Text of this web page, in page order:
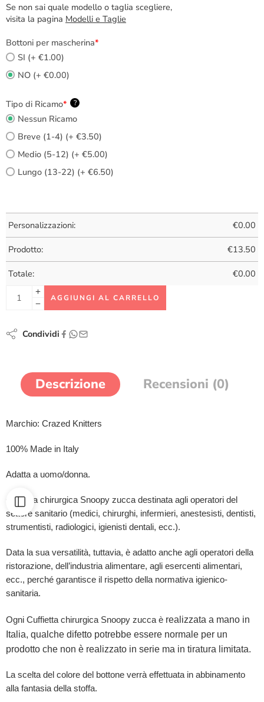
Se non sai quale modello o taglia scegliere,
visita la pagina Modelli e Taglie
Bottoni per mascherina*
SI (+ €1.00)
NO (+ €0.00)
Tipo di Ricamo* ?
Nessun Ricamo
Breve (1-4) (+ €3.50)
Medio (5-12) (+ €5.00)
Lungo (13-22) (+ €6.50)
Personalizzazioni: €0.00
Prodotto: €13.50
Totale: €0.00
AGGIUNGI AL CARRELLO
Condividi
Descrizione Recensioni (0)
Marchio: Crazed Knitters
100% Made in Italy
Adatta a uomo/donna.
Cuffietta chirurgica Snoopy zucca destinata agli operatori del
settore sanitario (medici, chirurghi, infermieri, anestesisti, dentisti,
strumentisti, radiologici, igienisti dentali, ecc.).
Data la sua versatilità, tuttavia, è adatto anche agli operatori della
ristorazione, dell’industria alimentare, agli esercenti alimentari,
ecc., perché garantisce il rispetto della normativa igienico-
sanitaria.
Ogni Cuffietta chirurgica Snoopy zucca è realizzata a mano in
Italia, qualche difetto potrebbe essere normale per un
prodotto che non è realizzato in serie ma in tiratura limitata.
La scelta del colore del bottone verrà effettuata in abbinamento
alla fantasia della stoffa.